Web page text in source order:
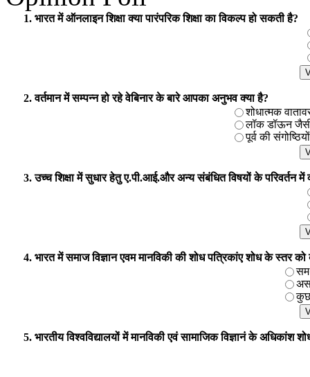
UGC
Minimum Standards and Procedure For Award of Mhil/Ph.D. Degree
1. भारत में ऑनलाइन शिक्षा क्या पारंपरिक शिक्षा का विकल्प हो सकती है?
2. वर्तमान में सम्पन्न हो रहे वेबिनार के बारे आपका अनुभव क्या है?
शोधात्मक
लॉक डॉऊन जैसी
पूर्व की
3. उच्च शिक्षा में सुधार हेतु ए.पी.आई.और अन्य संबंधित विषयों के परिवर्तन में
4. भारत में समाज विज्ञान एवम मानविकी की शोध पत्रिकांए शोध के स्तर को
कुछ
5. भारतीय विश्वविद्यालयों में मानविकी एवं सामाजिक विज्ञानं के अधिकांश